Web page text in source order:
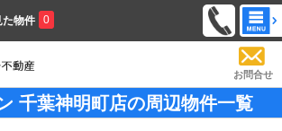
た物件 0
お問合せ
千葉神明町店の周辺物件一覧